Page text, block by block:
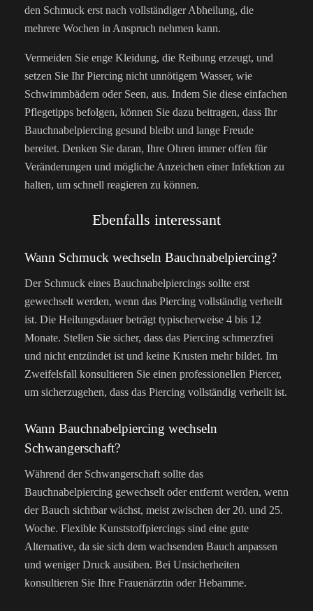
den Schmuck erst nach vollständiger Abheilung, die
mehrere Wochen in Anspruch nehmen kann.
Vermeiden Sie enge Kleidung, die Reibung erzeugt, und
setzen Sie Ihr Piercing nicht unnötigem Wasser, wie
Schwimmbädern oder Seen, aus. Indem Sie diese einfachen
Pflegetipps befolgen, können Sie dazu beitragen, dass Ihr
Bauchnabelpiercing gesund bleibt und lange Freude
bereitet. Denken Sie daran, Ihre Ohren immer offen für
Veränderungen und mögliche Anzeichen einer Infektion zu
halten, um schnell reagieren zu können.
Ebenfalls interessant
Wann Schmuck wechseln Bauchnabelpiercing?
Der Schmuck eines Bauchnabelpiercings sollte erst
gewechselt werden, wenn das Piercing vollständig verheilt
ist. Die Heilungsdauer beträgt typischerweise 4 bis 12
Monate. Stellen Sie sicher, dass das Piercing schmerzfrei
und nicht entzündet ist und keine Krusten mehr bildet. Im
Zweifelsfall konsultieren Sie einen professionellen Piercer,
um sicherzugehen, dass das Piercing vollständig verheilt ist.
Wann Bauchnabelpiercing wechseln
Schwangerschaft?
Während der Schwangerschaft sollte das
Bauchnabelpiercing gewechselt oder entfernt werden, wenn
der Bauch sichtbar wächst, meist zwischen der 20. und 25.
Woche. Flexible Kunststoffpiercings sind eine gute
Alternative, da sie sich dem wachsenden Bauch anpassen
und weniger Druck ausüben. Bei Unsicherheiten
konsultieren Sie Ihre Frauenärztin oder Hebamme.